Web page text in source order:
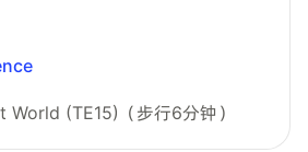
Management University、Kaplan
World (TE15) （步行6分钟）